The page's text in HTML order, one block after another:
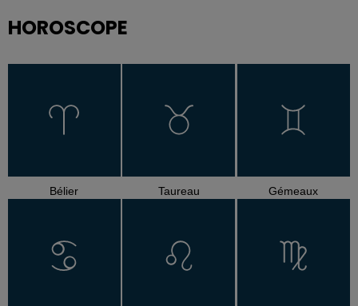
HOROSCOPE
Bélier Taureau Gémeaux